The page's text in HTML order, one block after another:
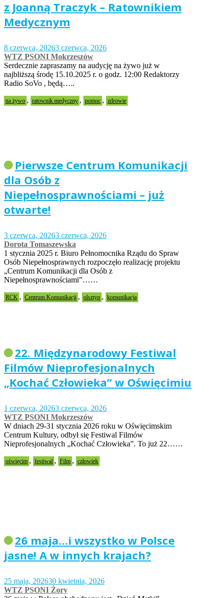
z Joanną Traczyk – Ratownikiem
Medycznym
8 czerwca, 20263 czerwca, 2026
WTZ PSONI Mokrzeszów
Serdecznie zapraszamy na audycję na żywo już w
najbliższą środę 15.10.2025 r. o godz. 12:00 Redaktorzy
Radio SoVo , będą…..
na żywo , ratownik medyczny , pomoc , zdrowie
Pierwsze Centrum Komunikacji
dla Osób z
Niepełnosprawnościami – już
otwarte!
3 czerwca, 20263 czerwca, 2026
Dorota Tomaszewska
1 stycznia 2025 r. Biuro Pełnomocnika Rządu do Spraw
Osób Niepełnosprawnych rozpoczęło realizację projektu
„Centrum Komunikacji dla Osób z
Niepełnosprawnościami”……
RCK , Centrum Komunikacji , olsztyn , komunikacja
22. Międzynarodowy Festiwal
Filmów Nieprofesjonalnych
„Kochać Człowieka” w Oświęcimiu
1 czerwca, 20263 czerwca, 2026
WTZ PSONI Mokrzeszów
W dniach 29-31 stycznia 2026 roku w Oświęcimskim
Centrum Kultury, odbył się Festiwal Filmów
Nieprofesjonalnych „Kochać Człowieka”. To już 22……
oświęcim , festiwal , Film , człowiek
26 maja…i wszystko w Polsce
jasne! A w innych krajach?
25 maja, 202630 kwietnia, 2026
WTZ PSONI Żory